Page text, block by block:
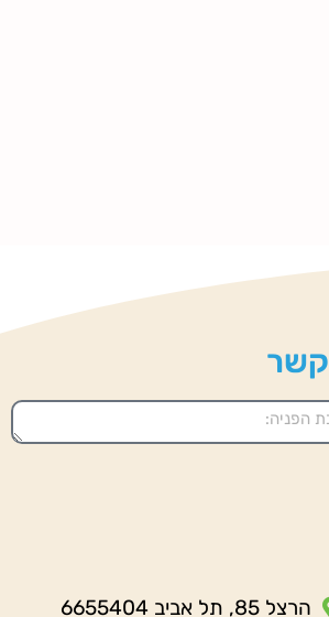
קשר
הרצל 85, תל אביב 6655404